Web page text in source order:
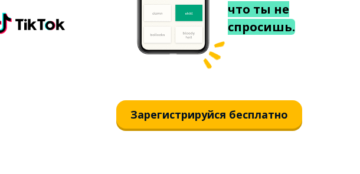
что ты не
спросишь.
Зарегистрируйся бесплатно